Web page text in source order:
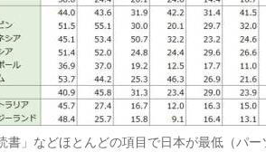
書」などほとんどの項目で日本が最低（パ